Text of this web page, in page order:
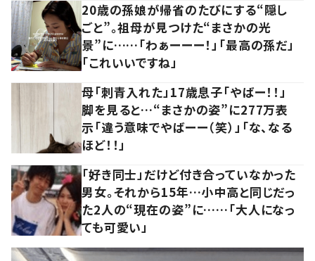
20歳の孫娘が帰省のたびにする“隠し
ごと”。祖母が見つけた“まさかの光
景”に……「わぁーーー！」「最高の孫だ」
「これいいですね」
母「刺青入れた」17歳息子「やばー！！」
脚を見ると…“まさかの姿”に277万表
示「違う意味でやばーー（笑）」「な、なる
ほど！！」
「好き同士」だけど付き合っていなかった
男女。それから15年…小中高と同じだっ
た2人の“現在の姿”に……「大人になっ
ても可愛い」